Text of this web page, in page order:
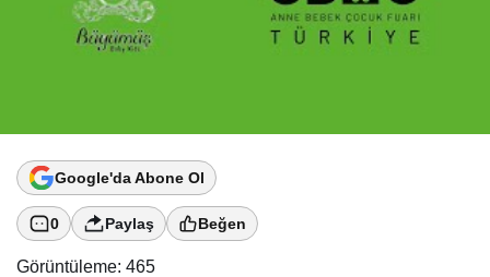
Google'da Abone Ol
0 Paylaş Beğen
Görüntüleme: 465